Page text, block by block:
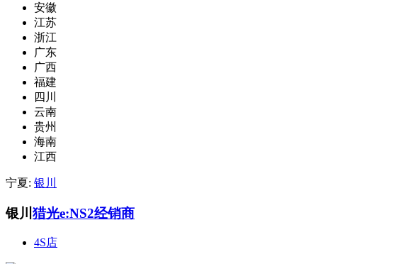
安徽
江苏
浙江
广东
广西
福建
四川
云南
贵州
海南
江西
宁夏: 银川
银川 猎光e:NS2经销商
4S店